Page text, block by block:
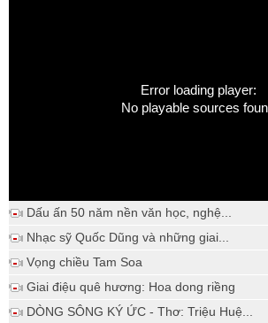
Error loading player:
No playable sources
Dấu ấn 50 năm nền văn học, nghệ...
Nhạc sỹ Quốc Dũng và những giai...
Vọng chiều Tam Soa
Giai điệu quê hương: Hoa dong riềng
DÒNG SÔNG KÝ ỨC - Thơ: Triệu Huệ...